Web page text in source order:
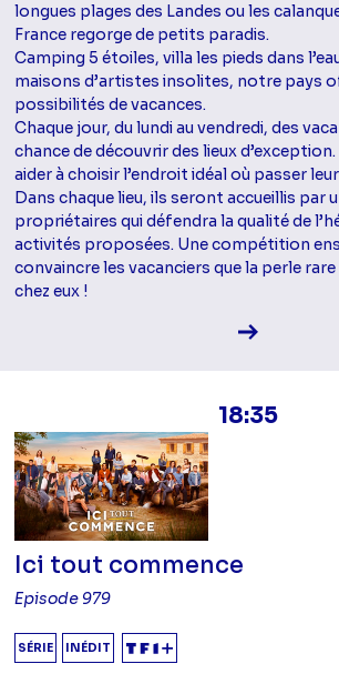
longues plages des Landes ou les
France regorge de petits paradis.
Camping 5 étoiles, villa les pieds dans
maisons d’artistes insolites, notre pays
possibilités de vacances.
Chaque jour, du lundi au vendredi, des
chance de découvrir des lieux
aider à choisir l’endroit idéal où passer
Dans chaque lieu, ils seront accueillis par
propriétaires qui défendra la qualité de
activités proposées. Une compétition
convaincre les vacanciers que la perle
chez eux !
Voir la
18:35
Ici tout commence
Episode 979
SÉRIE INÉDIT